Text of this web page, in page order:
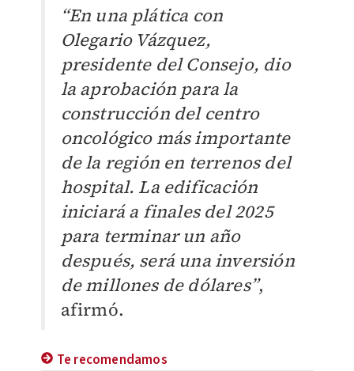
“En una plática con
Olegario Vázquez,
presidente del Consejo, dio
la aprobación para la
construcción del centro
oncológico más importante
de la región en terrenos del
hospital. La edificación
iniciará a finales del 2025
para terminar un año
después, será una inversión
de millones de dólares”,
afirmó.
Te recomendamos